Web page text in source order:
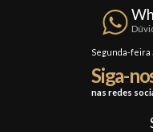
Trocas e Devoluções
Formas de Pagamento
Segunda-feira
Siga-
nas redes